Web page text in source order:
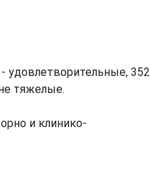
удовлетворительные, 352
тяжелые.
и клинико-